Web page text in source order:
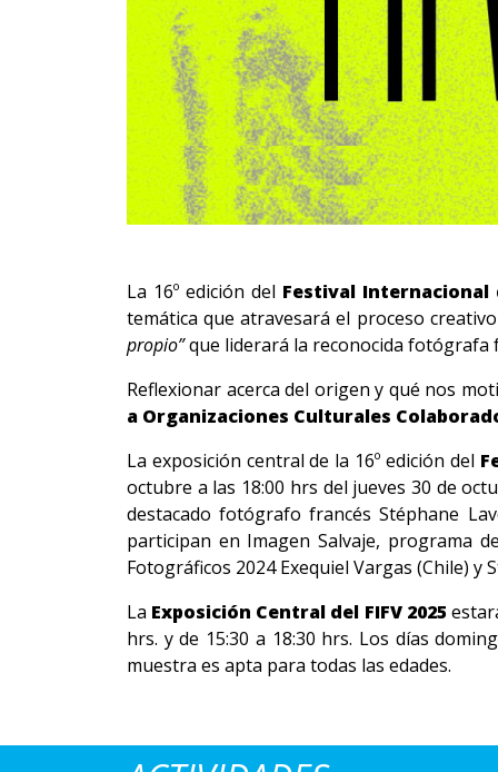
La 16º edición del Festival Internacional
temática que atravesará el proceso
propio”que liderará la reconocida fotógrafa
Reflexionar acerca del origen y qué nos
a Organizaciones Culturales
La exposición central de la 16º edición del
octubre a las 18:00 hrs del jueves 30 de
destacado fotógrafo francés Stéphane
participan en Imagen Salvaje, programa
Fotográficos 2024 Exequiel Vargas (Chile) y
La Exposición Central del FIFV 2025
hrs. y de 15:30 a 18:30 hrs. Los días
muestra es apta para todas las edades.